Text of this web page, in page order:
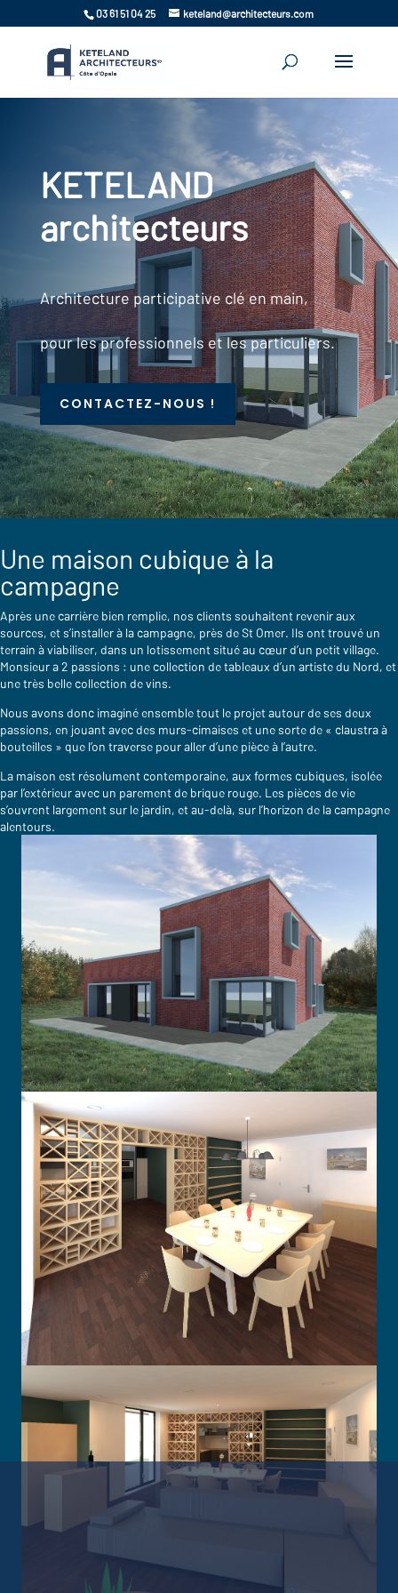
03 61 51 04 25 keteland@architecteurs.com
KETELAND
architecteurs
Architecture participative clé en main,
pour les professionnels et les particuliers.
CONTACTEZ-NOUS !
Une maison cubique à la
campagne
Après une carrière bien remplie, nos clients souhaitent revenir aux
sources, et s’installer à la campagne, près de St Omer. Ils ont trouvé un
terrain à viabiliser, dans un lotissement situé au cœur d’un petit village.
Monsieur a 2 passions : une collection de tableaux d’un artiste du Nord, et
une très belle collection de vins.
Nous avons donc imaginé ensemble tout le projet autour de ses deux
passions, en jouant avec des murs-cimaises et une sorte de « claustra à
bouteilles » que l’on traverse pour aller d’une pièce à l’autre.
La maison est résolument contemporaine, aux formes cubiques, isolée
par l’extérieur avec un parement de brique rouge. Les pièces de vie
s’ouvrent largement sur le jardin, et au-delà, sur l’horizon de la campagne
alentours.